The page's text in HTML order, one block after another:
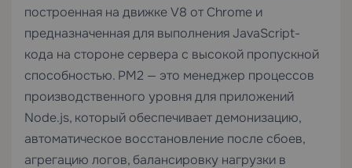
построенная на движке V8 от Chrome и
предназначенная для выполнения JavaScript-
кода на стороне сервера с высокой пропускной
способностью. PM2 — это менеджер процессов
производственного уровня для приложений
Node.js, который обеспечивает демонизацию,
автоматическое восстановление после сбоев,
агрегацию логов, балансировку нагрузки в